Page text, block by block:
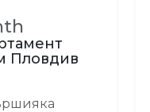
Пловдив